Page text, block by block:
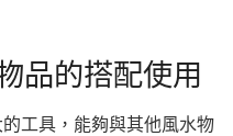
品的搭配使用
工具，能夠與其他風水物